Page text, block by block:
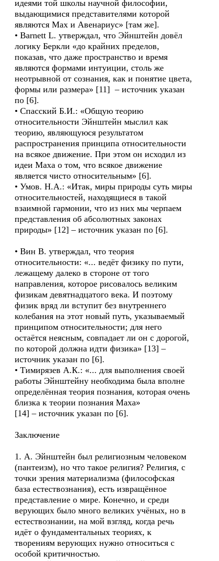
идеями той школы научной философии,
выдающимися представителями которой
являются Мах и Авенариус» [там же].
• Barnett L. утверждал, что Эйнштейн довёл
логику Беркли «до крайних пределов,
показав, что даже пространство и время
являются формами интуиции, столь же
неотрывной от сознания, как и понятие цвета,
формы или размера» [11] – источник указан
по [6].
• Спасский Б.И.: «Общую теорию
относительности Эйнштейн мыслил как
теорию, являющуюся результатом
распространения принципа относительности
на всякое движение. При этом он исходил из
идеи Маха о том, что всякое движение
является чисто относительным» [6].
• Умов. Н.А.: «Итак, миры природы суть миры
относительностей, находящиеся в такой
взаимной гармонии, что из них мы черпаем
представления об абсолютных законах
природы» [12] – источник указан по [6].
• Вин В. утверждал, что теория
относительности: «... ведёт физику по пути,
лежащему далеко в стороне от того
направления, которое рисовалось великим
физикам девятнадцатого века. И поэтому
физик вряд ли вступит без внутреннего
колебания на этот новый путь, указываемый
принципом относительности; для него
остаётся неясным, совпадает ли он с дорогой,
по которой должна идти физика» [13] –
источник указан по [6].
• Тимирязев А.К.: «... для выполнения своей
работы Эйнштейну необходима была вполне
определённая теория познания, которая очень
близка к теории познания Маха»
[14] – источник указан по [6].
Заключение
1. А. Эйнштейн был религиозным человеком
(пантеизм), но что такое религия? Религия, с
точки зрения материализма (философская
база естествознания), есть извращённое
представление о мире. Конечно, и среди
верующих было много великих учёных, но в
естествознании, на мой взгляд, когда речь
идёт о фундаментальных теориях, к
творениям верующих нужно относиться с
особой критичностью.